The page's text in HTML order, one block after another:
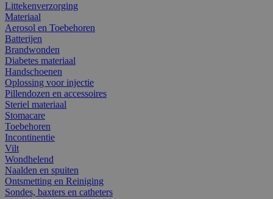
Littekenverzorging
Materiaal
Aerosol en Toebehoren
Batterijen
Brandwonden
Diabetes materiaal
Handschoenen
Oplossing voor injectie
Pillendozen en accessoires
Steriel materiaal
Stomacare
Toebehoren
Incontinentie
Vilt
Wondhelend
Naalden en spuiten
Ontsmetting en Reiniging
Sondes, baxters en catheters